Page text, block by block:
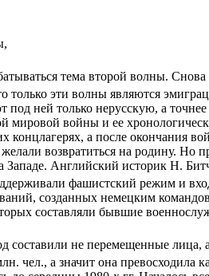
тема второй волны.
только эти волны являются
под ней только нерусскую, а
мировой войны и ее
концлагерях, а после окончания
возвратиться на родину. Но
Английский историк Н.
фашистский режим и
созданных немецким
составляли бывшие
не перемещенные
чел., а значит она превосходила